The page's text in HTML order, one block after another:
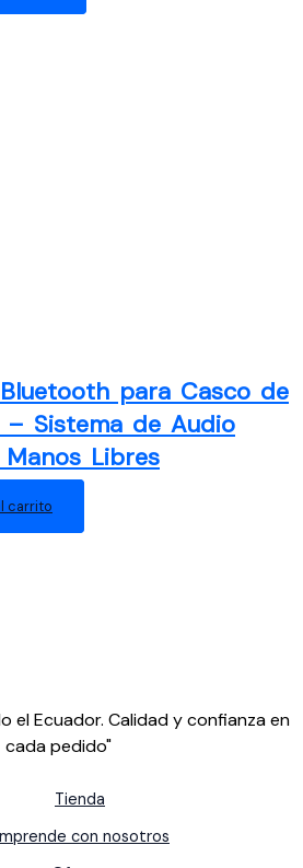
para Casco de
– Sistema de Audio
Libres
carrito
el Ecuador. Calidad y confianza en
cada pedido"
Tienda
con nosotros